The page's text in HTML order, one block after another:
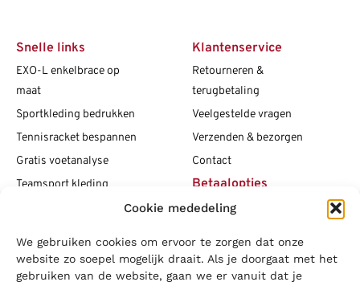
Cookie mededeling
We gebruiken cookies om ervoor te zorgen dat onze
website zo soepel mogelijk draait. Als je doorgaat met het
gebruiken van de website, gaan we er vanuit dat je
Snelle links
EXO-L enkelbrace op
maat
Sportkleding bedrukken
Tennisracket bespannen
Gratis voetanalyse
Teamsport kleding
Vacatures
Blogs
Klantenservice
Retourneren &
terugbetaling
Veelgestelde vragen
Verzenden & bezorgen
Contact
Betaalopties
Social media